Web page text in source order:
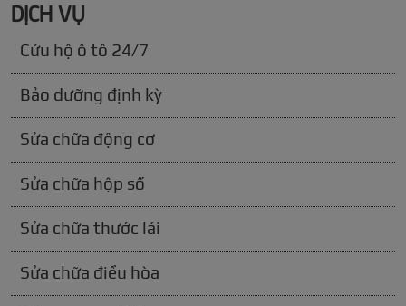
DỊCH VỤ
Cứu hộ ô tô 24/7
Bảo dưỡng định kỳ
Sửa chữa động cơ
Sửa chữa hộp số
Sửa chữa thước lái
Sửa chữa điều hòa